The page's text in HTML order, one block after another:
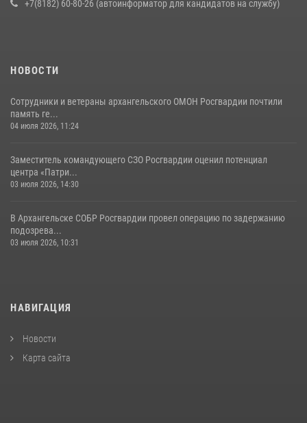
+7(8182) 60-80-26 (автоинформатор для кандидатов на службу)
НОВОСТИ
Сотрудники и ветераны архангельского ОМОН Росгвардии почтили
память ге...
04 июля 2026, 11:24
Заместитель командующего СЗО Росгвардии оценил потенциал
центра «Патри...
03 июля 2026, 14:30
В Архангельске СОБР Росгвардии провел операцию по задержанию
подозрева...
03 июля 2026, 10:31
НАВИГАЦИЯ
Новости
Карта сайта